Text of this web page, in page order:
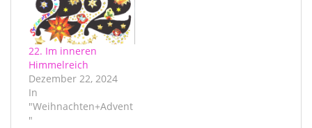
22. Im inneren
Himmelreich
Dezember 22, 2024
In
"Weihnachten+Advent
"